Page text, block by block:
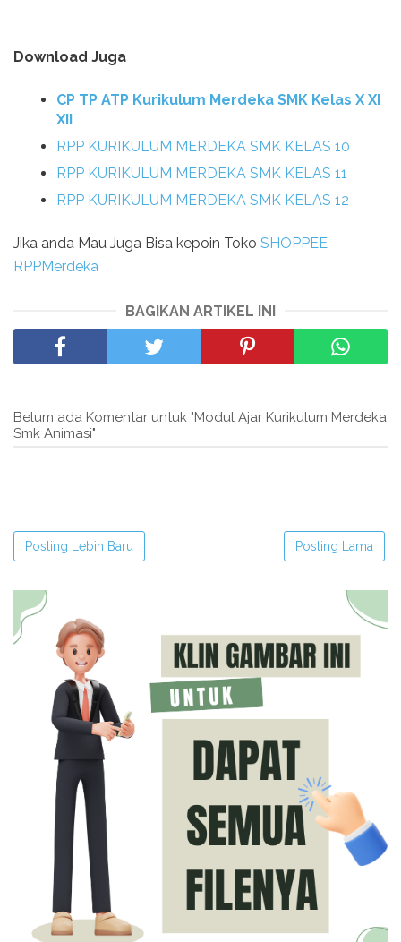
Download Juga
CP TP ATP Kurikulum Merdeka SMK Kelas X XI
XII
RPP KURIKULUM MERDEKA SMK KELAS 10
RPP KURIKULUM MERDEKA SMK KELAS 11
RPP KURIKULUM MERDEKA SMK KELAS 12
Jika anda Mau Juga Bisa kepoin Toko SHOPPEE
RPPMerdeka
BAGIKAN ARTIKEL INI
Belum ada Komentar untuk "Modul Ajar Kurikulum Merdeka
Smk Animasi"
Posting Lebih Baru Posting Lama